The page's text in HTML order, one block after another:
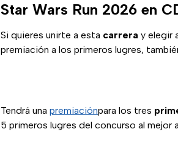
Star Wars Run 2026 en
Si quieres unirte a esta carrera y elegir
premiación a los primeros lugres,
Tendrá una premiaciónpara los tres
5 primeros lugres del concurso al mejor